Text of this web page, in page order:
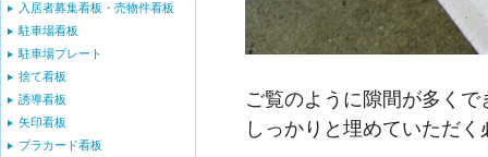
ご覧のように隙間が多くで
しっかりと埋めていただ
入居者募集看板・売物件看板
駐車場看板
駐車場プレート
捨て看板
誘導看板
矢印看板
プラカード看板